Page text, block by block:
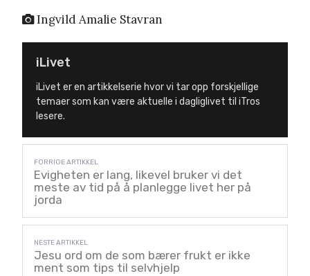
Ingvild Amalie Stavran
iLivet
iLivet er en artikkelserie hvor vi tar opp forskjellige
temaer som kan være aktuelle i dagliglivet til iTros
lesere.
Evigheten er lang, likevel bruker vi det
meste av tid på å planlegge livet her på
jorda
Jesu ord om de som bærer frukt er ikke
ment som tips til selvhjelp